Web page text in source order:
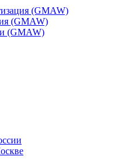
(GMAW)
(GMAW)
(GMAW)